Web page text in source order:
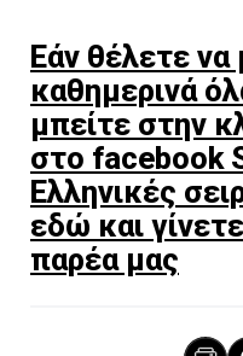
Εάν θέλετε να
καθημερινά
μπείτε στην
στο facebook
Ελληνικές
εδώ και
παρέα μας